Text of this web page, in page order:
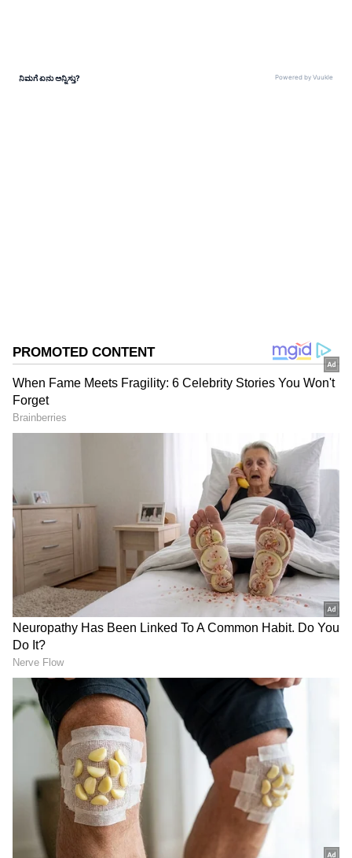
ಚಿತ್ರದುರ್ಗ: ಅಂಬಾರಿ ಅರ್ಜುನನ ನೆನಪಿಗೆ ಕ್ರಿಕೆಟ್ ಟೂರ್ನಿ
ಹೌದು, ಚಿತ್ರದುರ್ಗ ಎಂದಕ್ಷಣ ನೆನಪಾಗೋದು ಮದಕರಿ
ನಾಯಕ, ಅವನ ಚರಿತ್ರೆ ಬುಡಕಟ್ಟು ಸಮುದಾಯದೊಂದಿಗೆ
ಬೆಸೆದು ಕೊಂಡಿರುವುದು ಅಷ್ಟೇ ಸತ್ಯ, ಪಾಳೇಗಾರರ
ಚರಿತ್ರೆಗಿಂತ ಬುಡಕಟ್ಟು ಸಾಂಸ್ಕೃತಿಕ ನಾಯಕರ ಪರಂಪರೆ
ಪ್ರಾಚೀನವಾದದ್ದು, ಮ್ಯಾಸನಾಯಕ ಬುಡಕಟ್ಟಿನ 12 ಜನ ಕುಲ
ನಾಯಕರಲ್ಲಿ ಗಾದ್ರಿಪಾಲನಾಯಕ ದೊರೆ ಯಾಗಿದ್ದು,ಅವನಿಗೆ
ನಮನ ಸಲ್ಲಿಸುವ ಸಲುವಾಗಿ ಈ ಮಿಂಚೇರಿ ಜಾತ್ರೆಯನ್ನು ಪ್ರತಿ
ಐದು ವರ್ಷಕ್ಕೆ ಒಮ್ಮೆ ಇಡೀ ನಾಯಕ ಬುಡಕಟ್ಟು ಸಮುದಾಯ
ನಡೆಸಿಕೊಂಡು ಬಂದಿದೆ. ಮಿಂಚೇರಿ ಬೆಟ್ಟ ಚಿತ್ರದುರ್ಗದ
ಮದಕರಿ ಪುರ ಸಮೀಪದ ಗ್ರಾಮದ ಕಾಡಿನ ಮಧ್ಯ ಇರುವ
ಸ್ಥಳ, ಇಲ್ಲಿ ನಾಯಕ ಜನಾಂಗದ ಎನುಮಳೋರು ಕುಲದ
ನಾಯಕ, ಈ ಪ್ರದೇಶದಲ್ಲಿ ಹುಲಿರಾಯ ಮತ್ತು ಗಾದ್ರಿಪಾಲ
ನಾಯಕನಿಗೆ ಹೋರಾಟ ನಡೆದು ಇಬ್ಬರು ಸಮಾಧಿಯಾಗಿರುವ
ಸ್ಥಳ ಇದು, ಅದಕ್ಕಾಗಿ ಇಡೀ ಮ್ಯಾಸ ಬೇಡ ಸಮುದಾಯದ
DOWNLOAD APP